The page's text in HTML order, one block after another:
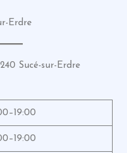
Erdre
Sucé-sur-Erdre